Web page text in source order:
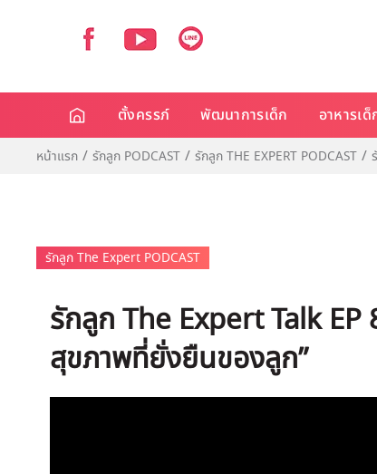
ตั้งครรภ์ พัฒนาการเด็ก อาหารเด็
หน้าแรก รักลูก PODCAST รักลูก THE EXPERT PODCAST
รักลูก The Expert PODCAST
รักลูก The Expert Talk EP
สุขภาพที่ยั่งยืนของลูก”